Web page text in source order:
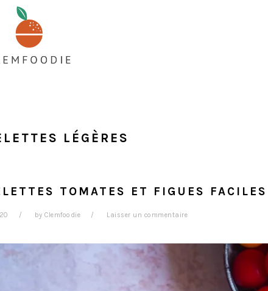
LÉGÈRES
TOMATES ET FIGUES
by Clemfoodie Laisser un commentaire